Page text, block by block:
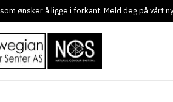
ønsker å ligge i forkant. Meld deg på vårt